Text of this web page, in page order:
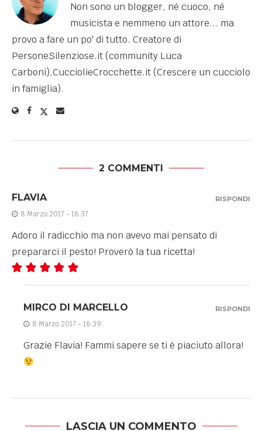
Non sono un blogger, né cuoco, né
musicista e nemmeno un attore... ma
provo a fare un po' di tutto. Creatore di
PersoneSilenziose.it (community Luca
Carboni),CucciolieCrocchette.it (Crescere un cucciolo
in famiglia).
2 COMMENTI
FLAVIA
8 Marzo 2017 - 16:37
Adoro il radicchio ma non avevo mai pensato di
prepararci il pesto! Proverò la tua ricetta!
RISPONDI
MIRCO DI MARCELLO
8 Marzo 2017 - 16:39
Grazie Flavia! Fammi sapere se ti è piaciuto allora!
RISPONDI
LASCIA UN COMMENTO